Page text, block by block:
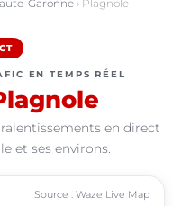
Garonne › Plagnole
EN TEMPS RÉEL
en direct
et ses environs.
Source : Waze Live Map